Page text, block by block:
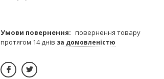
повернення товару
протягом 14 днів за домовленістю